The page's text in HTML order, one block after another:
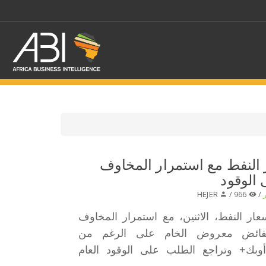
اختر قطاع / القطاعاتمع استمرار المخاوف
/
النفط، الاثنين، مع استمرار المخاوف
بفائض معروض الخام على الرغم من
وتراجع الطلب على الوقود العام